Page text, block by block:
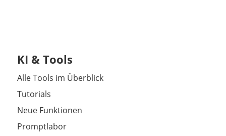
KI & Tools
Alle Tools im Überblick
Tutorials
Neue Funktionen
Promptlabor